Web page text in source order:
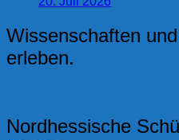
Wissenschaften
erleben.
Nordhessische